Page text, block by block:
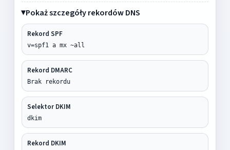
Pokaż szczegóły rekordów DNS
Rekord SPF
v=spf1 a mx ~all
Rekord DMARC
Brak rekordu
Selektor DKIM
dkim
Rekord DKIM